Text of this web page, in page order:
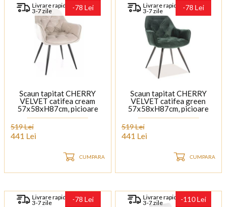
Livrare rapida
3-7 zile -78 Lei
Scaun tapitat CHERRY
VELVET catifea cream
57x58xH87cm, picioare
negre
519 Lei
441 Lei
CUMPARA
Livrare rapida
3-7 zile -78 Lei
Scaun tapitat CHERRY
VELVET catifea green
57x58xH87cm, picioare
negre
519 Lei
441 Lei
CUMPARA
Livrare rapida
3-7 zile -78 Lei Livrare rapida
3-7 zile -110 Lei